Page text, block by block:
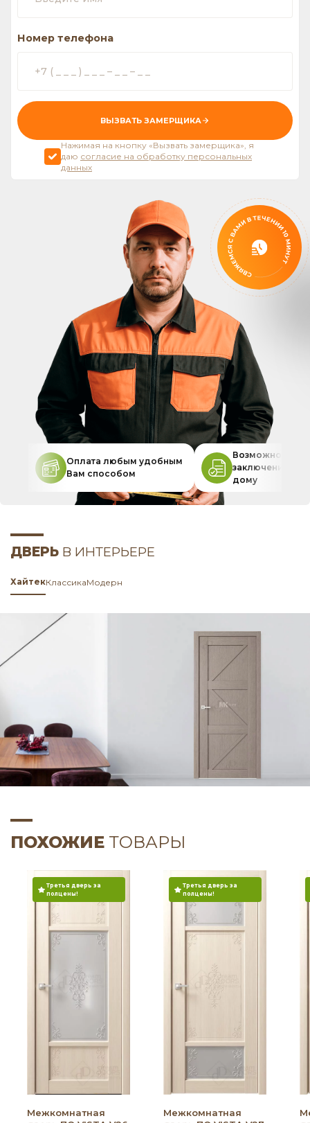
Номер телефона
ВЫЗВАТЬ ЗАМЕРЩИКА
Нажимая на кнопку «Вызвать замерщика», я
даю согласие на обработку персональных
данных
Оплата любым удобным
Вам способом
Возможность
заключения
дому
ДВЕРЬ В ИНТЕРЬЕРЕ
ХайтекКлассикаМодерн
ПОХОЖИЕ ТОВАРЫ
Третья дверь за
полцены!
Межкомнатная
Третья дверь за
полцены!
Межкомнатная